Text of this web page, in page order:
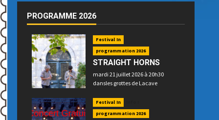
PROGRAMME 2026
Festival In
programmation 2026
STRAIGHT HORNS
mardi 21 juillet 2026 à 20h30
dansles grottes de Lacave
Festival In
programmation 2026